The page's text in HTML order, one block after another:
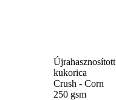
Újrahasznosított
kukorica
Crush - Corn
250 gsm